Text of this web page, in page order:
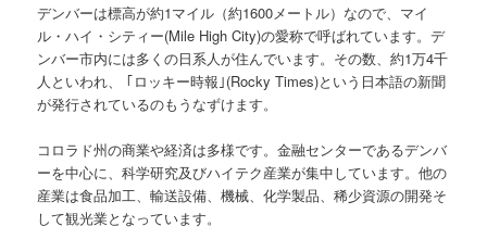
デンバーは標高が約1マイル（約1600メートル）なので、マイ
ル・ハイ・シティー(Mile High City)の愛称で呼ばれています。デ
ンバー市内には多くの日系人が住んでいます。その数、約1万4千
人といわれ、 ｢ロッキー時報｣(Rocky Times)という日本語の新聞
が発行されているのもうなずけます。
コロラド州の商業や経済は多様です。金融センターであるデンバ
ーを中心に、科学研究及びハイテク産業が集中しています。他の
産業は食品加工、輸送設備、機械、化学製品、稀少資源の開発そ
して観光業となっています。